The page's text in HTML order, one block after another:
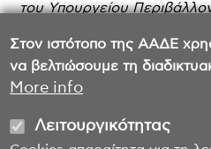
Στον ιστότοπο της ΑΑΔΕ
να βελτιώσουμε τη
More info
Λειτουργικότητας
του Υπουργείου
Διευθύνσεων και των